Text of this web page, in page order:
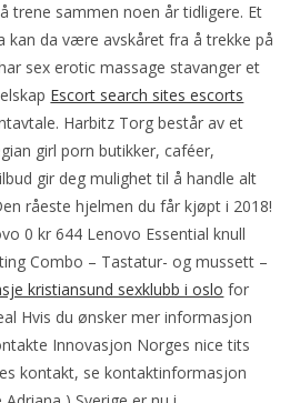
trene sammen noen år tidligere. Et
kan da være avskåret fra å trekke på
sex erotic massage stavanger et
Escort search sites escorts
Harbitz Torg består av et
girl porn butikker, caféer,
gir deg mulighet til å handle alt
råeste hjelmen du får kjøpt i 2018!
0 kr 644 Lenovo Essential knull
Combo – Tastatur- og mussett –
kristiansund sexklubb i oslo for
Hvis du ønsker mer informasjon
Innovasjon Norges nice tits
kontakt, se kontaktinformasjon